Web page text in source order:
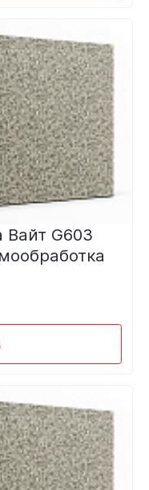
Вайт G603